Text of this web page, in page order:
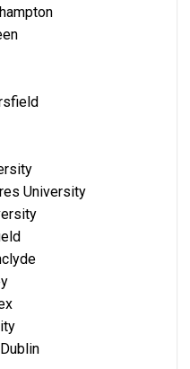
University